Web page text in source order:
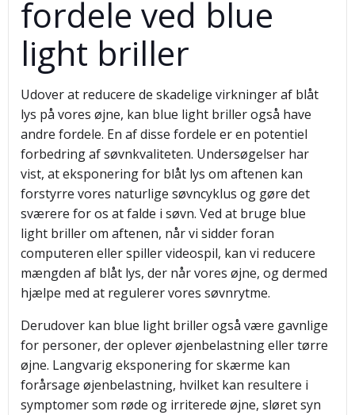
fordele ved blue
light briller
Udover at reducere de skadelige virkninger af blåt
lys på vores øjne, kan blue light briller også have
andre fordele. En af disse fordele er en potentiel
forbedring af søvnkvaliteten. Undersøgelser har
vist, at eksponering for blåt lys om aftenen kan
forstyrre vores naturlige søvncyklus og gøre det
sværere for os at falde i søvn. Ved at bruge blue
light briller om aftenen, når vi sidder foran
computeren eller spiller videospil, kan vi reducere
mængden af blåt lys, der når vores øjne, og dermed
hjælpe med at regulerer vores søvnrytme.
Derudover kan blue light briller også være gavnlige
for personer, der oplever øjenbelastning eller tørre
øjne. Langvarig eksponering for skærme kan
forårsage øjenbelastning, hvilket kan resultere i
symptomer som røde og irriterede øjne, sløret syn